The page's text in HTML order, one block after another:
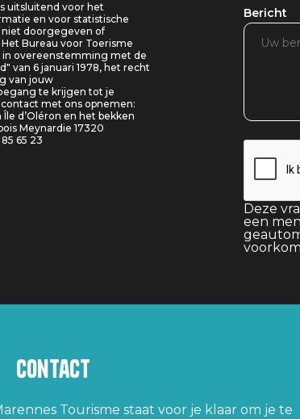
uitsluitend voor het
en voor statistische
doorgegeven of
Bureau voor Toerisme
overeenstemming met de
van 6 januari 1978, het recht
van jouw
te krijgen tot je
met ons opnemen:
d’Oléron en het bekken
Meynardie 17320
65 23
Bericht
Deze
een
Contact
Tourisme staat voor je klaar om je te